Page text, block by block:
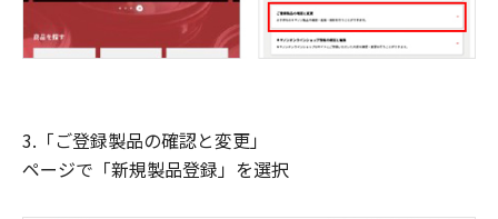
3.「ご登録製品の確認と変更」
ページで「新規製品登録」を選択